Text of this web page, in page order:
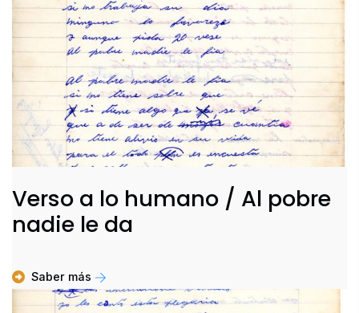
Contacto
Verso a lo humano / Al pobre
nadie le da
Saber más